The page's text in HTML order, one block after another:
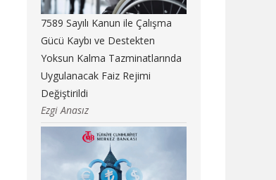
7589 Sayılı Kanun ile Çalışma
Gücü Kaybı ve Destekten
Yoksun Kalma Tazminatlarında
Uygulanacak Faiz Rejimi
Değiştirildi
Ezgi Anasız